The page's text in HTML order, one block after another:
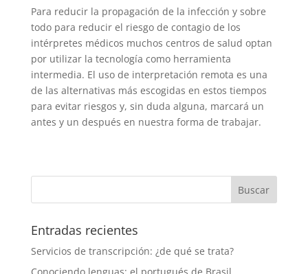
Para reducir la propagación de la infección y sobre
todo para reducir el riesgo de contagio de los
intérpretes médicos muchos centros de salud optan
por utilizar la tecnología como herramienta
intermedia. El uso de interpretación remota es una
de las alternativas más escogidas en estos tiempos
para evitar riesgos y, sin duda alguna, marcará un
antes y un después en nuestra forma de trabajar.
Entradas recientes
Servicios de transcripción: ¿de qué se trata?